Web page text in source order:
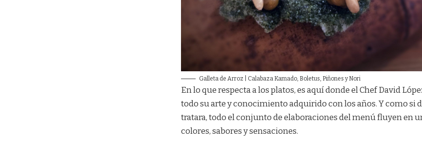
Galleta de Arroz | Calabaza Kamado, Boletus, Piñones y Nori
En lo que respecta a los platos, es aquí donde el Chef David
todo su arte y conocimiento adquirido con los años. Y como si
tratara, todo el conjunto de elaboraciones del menú fluyen en
colores, sabores y sensaciones.